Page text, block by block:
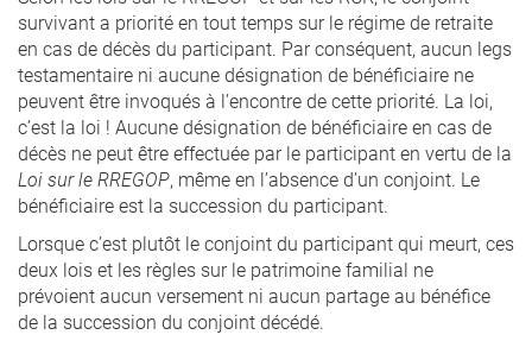
survivant a priorité en tout temps sur le régime de retraite
en cas de décès du participant. Par conséquent, aucun legs
testamentaire ni aucune désignation de bénéficiaire ne
peuvent être invoqués à l’encontre de cette priorité. La loi,
c’est la loi ! Aucune désignation de bénéficiaire en cas de
décès ne peut être effectuée par le participant en vertu de la
Loi sur le RREGOP, même en l’absence d’un conjoint. Le
bénéficiaire est la succession du participant.
Lorsque c’est plutôt le conjoint du participant qui meurt, ces
deux lois et les règles sur le patrimoine familial ne
prévoient aucun versement ni aucun partage au bénéfice
de la succession du conjoint décédé.